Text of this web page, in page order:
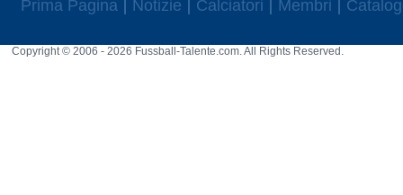
Prima Pagina Notizie Calciatori Membri
Copyright © 2006 - 2026 Fussball-Talente.com. All Rights Reserved.